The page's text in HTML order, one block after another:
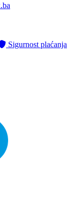
Sigurnost plaćanja